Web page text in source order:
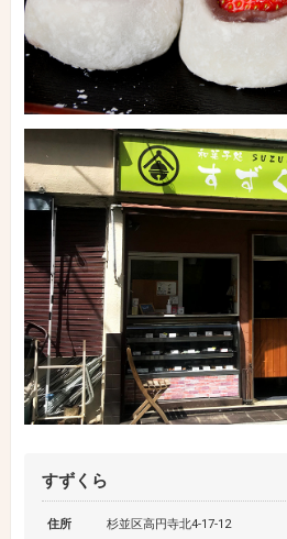
すずくら
住所
杉並区高円寺北4-17-12